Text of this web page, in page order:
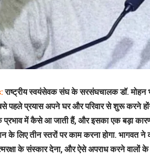
राष्ट्रीय स्वयंसेवक संघ के सरसंघचालक डॉ.
पहले प्रयास अपने घर और परिवार से शुरू करने
में कैसे आ जाती हैं, और इसका एक बड़ा कारण
के लिए तीन स्तरों पर काम करना होगा. भागवत ने
के संस्कार देना, और ऐसे अपराध करने वालों के